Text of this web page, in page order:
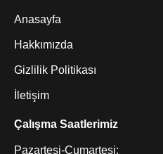
Anasayfa
Hakkımızda
Gizlilik Politikası
İletişim
Çalışma Saatlerimiz
Pazartesi-Cumartesi: